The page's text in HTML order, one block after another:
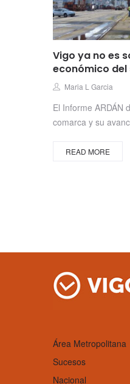
Vigo ya no es
económico del
Author
Maria L Garcia
El Informe ARDÁN
comarca y su
READ MORE
Área Metropolitana
Sucesos
Nacional